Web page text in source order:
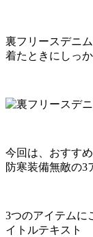
裏フリースデニ
着たときにしっ
今回は、おすす
防寒装備無敵の3
3つのアイテムに
イトルテキスト